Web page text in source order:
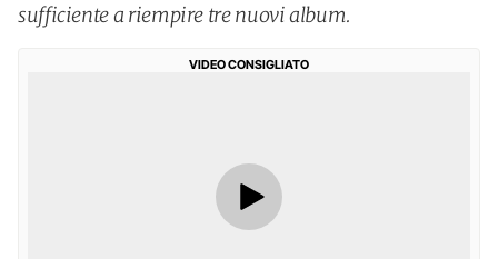
sufficiente a riempire tre nuovi album.
VIDEO CONSIGLIATO